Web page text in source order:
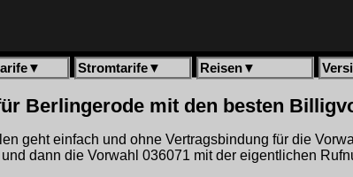
▼ Stromtarife▼ Reisen▼
Berlingerode mit den besten
geht einfach und ohne Vertragsbindung für die
dann die Vorwahl 036071 mit der eigentlichen